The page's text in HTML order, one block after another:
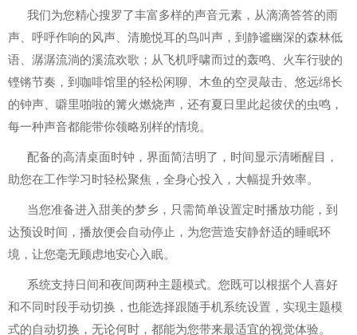
我们为您精心搜罗了丰富多样的声音元素，从滴滴答答的雨
声、呼呼作响的风声、清脆悦耳的鸟叫声，到静谧幽深的森林低
语、潺潺流淌的溪流欢歌；从飞机呼啸而过的轰鸣、火车行驶的
铿锵节奏，到咖啡馆里的轻松闲聊、木鱼的空灵敲击、悠远绵长
的钟声、噼里啪啦的篝火燃烧声，还有夏日里此起彼伏的虫鸣，
每一种声音都能带你领略别样的情境。
配备的高清桌面时钟，界面简洁明了，时间显示清晰醒目，
助您在工作学习时轻松聚焦，全身心投入，大幅提升效率。
当您准备进入甜美的梦乡，只需简单设置定时播放功能，到
达预设时间，播放便会自动停止，为您营造安静舒适的睡眠环
境，让您毫无顾虑地安心入眠。
系统支持日间和夜间两种主题模式。您既可以根据个人喜好
和不同时段手动切换，也能选择跟随手机系统设置，实现主题模
式的自动切换，无论何时，都能为您带来最适宜的视觉体验。